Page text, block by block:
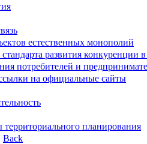
естественных монополий
развития конкуренции
потребителей и
на официальные сайты
планирования
Back